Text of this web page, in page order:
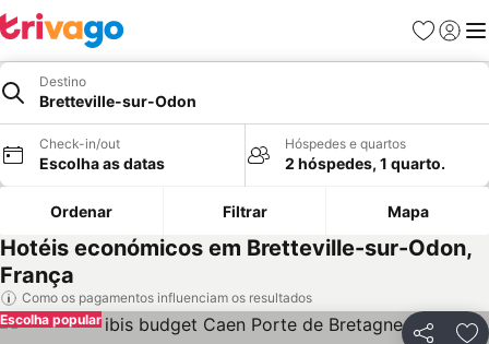
Favoritos
Iniciar
Destino
Bretteville-sur-Odon
Check-in/out
Escolha as datas
Hóspedes e quartos
2 hóspedes, 1 quarto.
Ordenar Filtrar Mapa
Hotéis económicos em Bretteville-sur-Odon,
França
Como os pagamentos influenciam os resultados
Escolha popular